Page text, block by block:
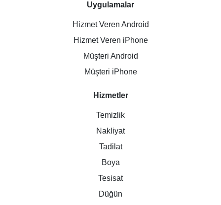
Uygulamalar
Hizmet Veren Android
Hizmet Veren iPhone
Müşteri Android
Müşteri iPhone
Hizmetler
Temizlik
Nakliyat
Tadilat
Boya
Tesisat
Düğün